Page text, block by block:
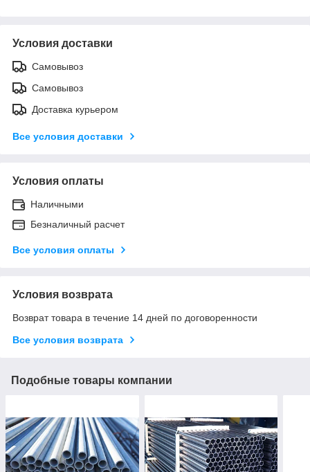
Условия доставки
Самовывоз
Самовывоз
Доставка курьером
Все условия доставки
Условия оплаты
Наличными
Безналичный расчет
Все условия оплаты
Условия возврата
Возврат товара в течение 14 дней по договоренности
Все условия возврата
Подобные товары компании